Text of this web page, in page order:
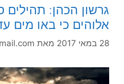
גרשון הכהן: תהילים
אלוהים כי באו מים
28 במאי 2017 מאת